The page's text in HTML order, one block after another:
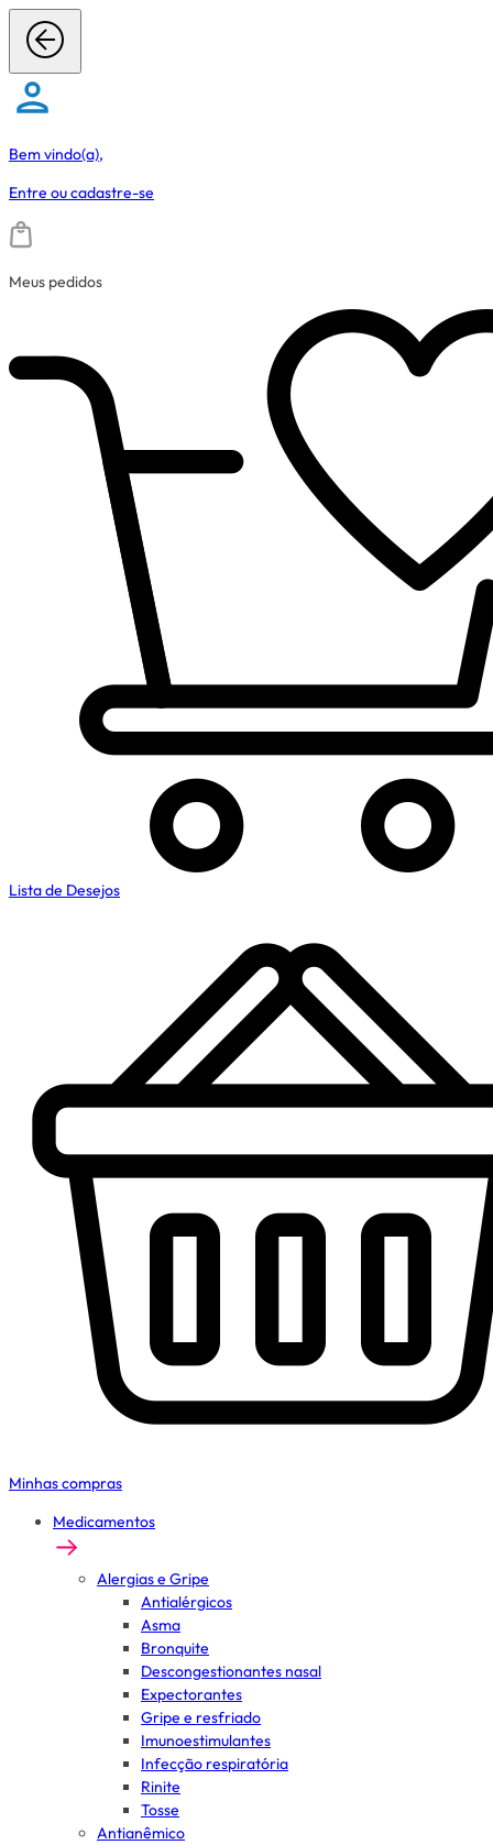
Bem vindo(a),
Entre oucadastre-se
Meus pedidos
Lista de Desejos
Minhas compras
Medicamentos
Alergias e Gripe
Antialérgicos
Asma
Bronquite
Descongestionantes nasal
Expectorantes
Gripe e resfriado
Imunoestimulantes
Infecção respiratória
Rinite
Tosse
Antianêmico